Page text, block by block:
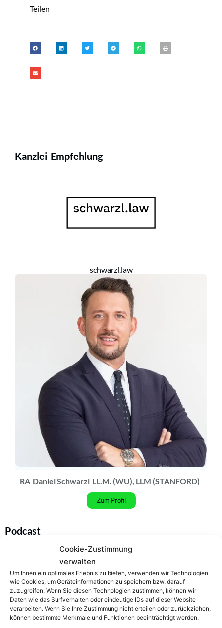
Cookie-Zustimmung
verwalten
Um Ihnen ein optimales Erlebnis zu bieten, verwenden wir Technologien
wie Cookies, um Geräteinformationen zu speichern bzw. darauf
zuzugreifen. Wenn Sie diesen Technologien zustimmen, können wir
Daten wie das Surfverhalten oder eindeutige IDs auf dieser Website
verarbeiten. Wenn Sie Ihre Zustimmung nicht erteilen oder zurückziehen,
können bestimmte Merkmale und Funktionen beeinträchtigt werden.
Teilen
Kanzlei-Empfehlung
schwarzl.law
RA Daniel Schwarzl LL.M. (WU), LLM (STANFORD)
Zum Profil
Podcast